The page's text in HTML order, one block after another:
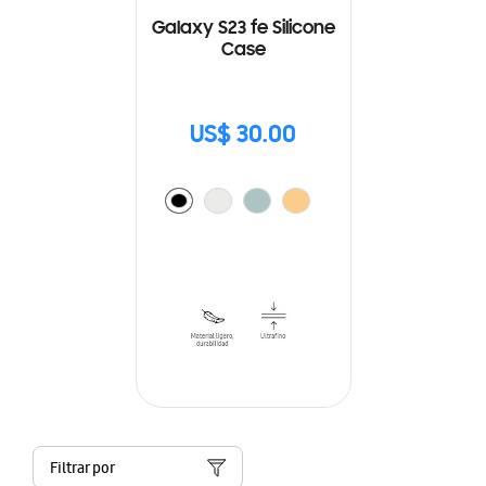
Galaxy S23 fe Silicone
Case
US$ 30.00
Filtrar por